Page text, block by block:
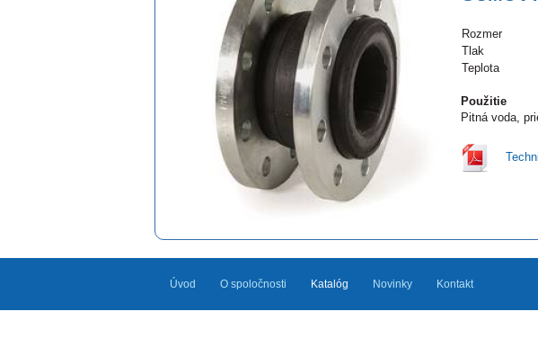
Rozmer
Tlak
Teplota
Použitie
Pitná voda,
Úvod O spoločnosti Katalóg Novinky Kontakt